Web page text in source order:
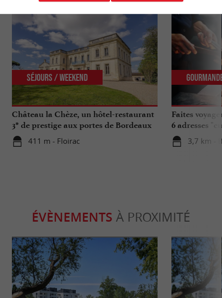
Château la Chèze, un hôtel-restaurant
3* de prestige aux portes de Bordeaux
411 m - Floirac
Séjours / Weekend
Faites
6 adresses
3,7 km -
ÉVÈNEMENTS À PROXIMITÉ